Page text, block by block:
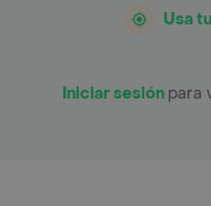
Usa
Iniciar sesión para